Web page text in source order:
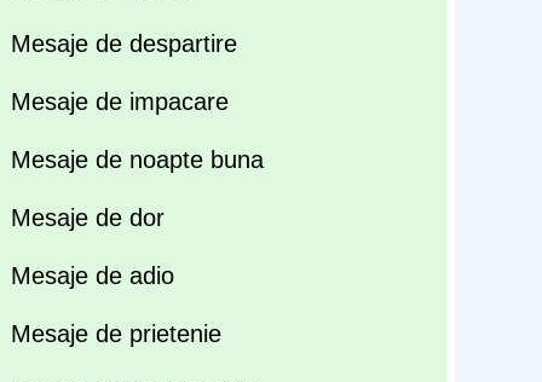
Mesaje de despartire
Mesaje de impacare
Mesaje de noapte buna
Mesaje de dor
Mesaje de adio
Mesaje de prietenie